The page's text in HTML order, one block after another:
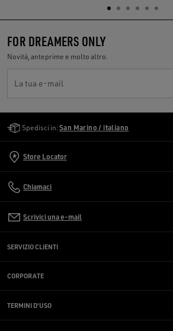
FOR DREAMERS ONLY
Novità, anteprime e molto altro.
La tua e-mail
Spedisci in: San Marino / italiano
Store Locator
Chiamaci
Scrivici una e-mail
SERVIZIO CLIENTI
CORPORATE
TERMINI D'USO